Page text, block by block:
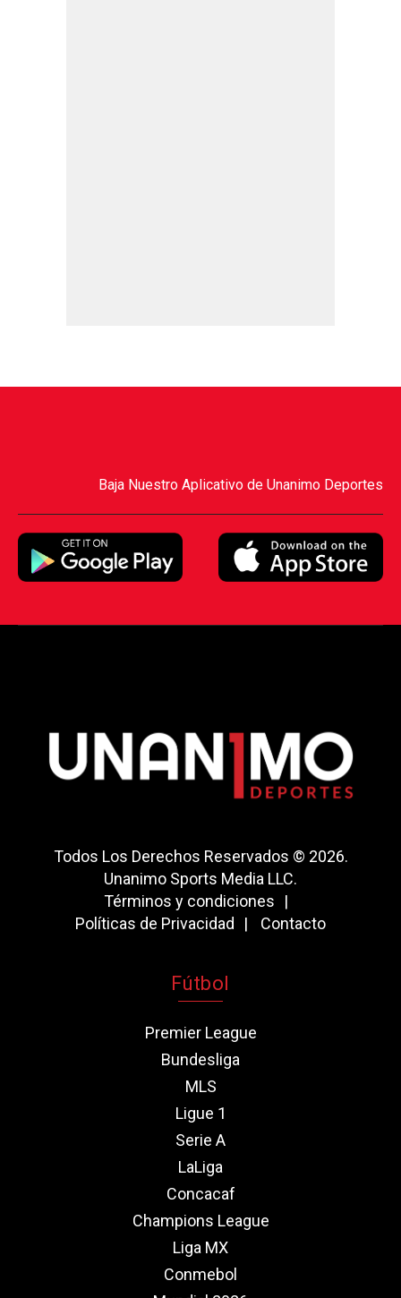
Baja Nuestro Aplicativo de Unanimo Deportes
Todos Los Derechos Reservados © 2026.
Unanimo Sports Media LLC.
Términos y condiciones
Políticas de Privacidad
Contacto
Fútbol
Premier League
Bundesliga
MLS
Ligue 1
Serie A
LaLiga
Concacaf
Champions League
Liga MX
Conmebol